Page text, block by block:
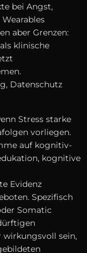
b‬ei Angst,
a‬ber Grenzen:
klinische
Datenschutz
Stress starke
vorliegen.
a‬uf kognitiv-
kognitive
Evidenz
Spezifisch
Somatic
sein,